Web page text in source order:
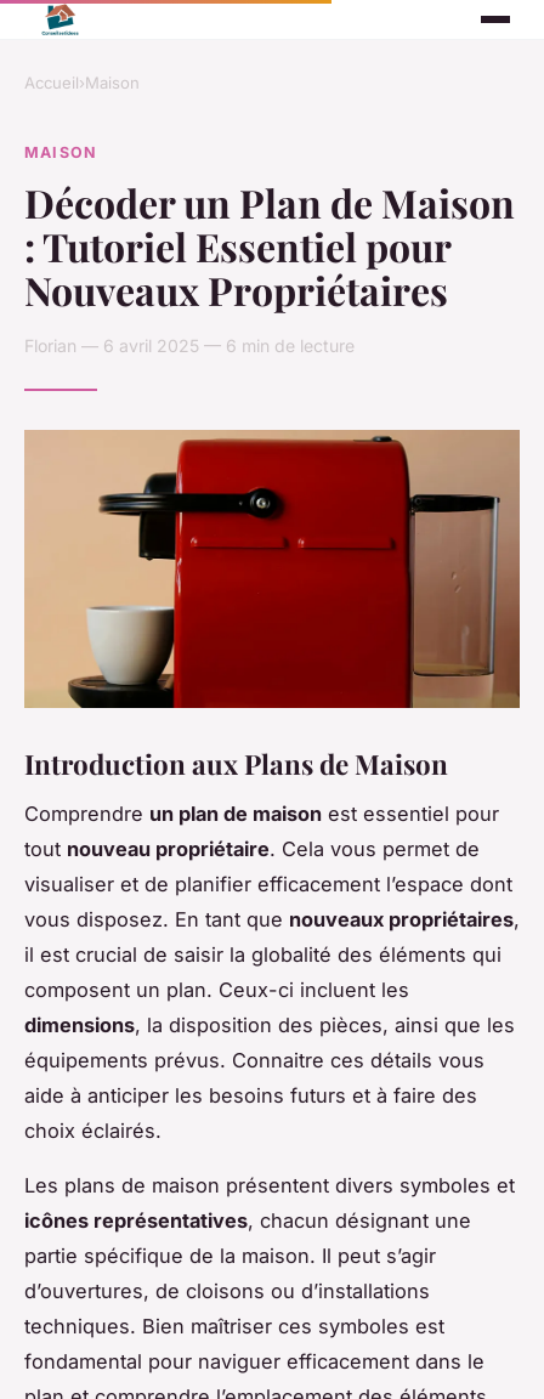
Accueil›Maison
MAISON
Décoder un Plan de Maison
: Tutoriel Essentiel pour
Nouveaux Propriétaires
Florian — 6 avril 2025 — 6 min de lecture
Introduction aux Plans de Maison
Comprendre un plan de maison est essentiel pour
tout nouveau propriétaire. Cela vous permet de
visualiser et de planifier efficacement l’espace dont
vous disposez. En tant que nouveaux propriétaires,
il est crucial de saisir la globalité des éléments qui
composent un plan. Ceux-ci incluent les
dimensions, la disposition des pièces, ainsi que les
équipements prévus. Connaitre ces détails vous
aide à anticiper les besoins futurs et à faire des
choix éclairés.
Les plans de maison présentent divers symboles et
icônes représentatives, chacun désignant une
partie spécifique de la maison. Il peut s’agir
d’ouvertures, de cloisons ou d’installations
techniques. Bien maîtriser ces symboles est
fondamental pour naviguer efficacement dans le